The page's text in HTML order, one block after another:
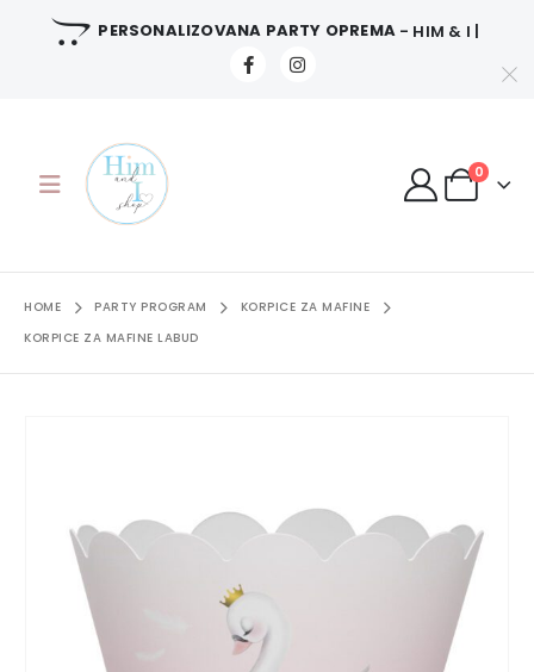
PERSONALIZOVANA PARTY OPREMA - HIM & I |
0
HOME PARTY PROGRAM
KORPICE ZA MAFINE
KORPICE ZA MAFINE LABUD